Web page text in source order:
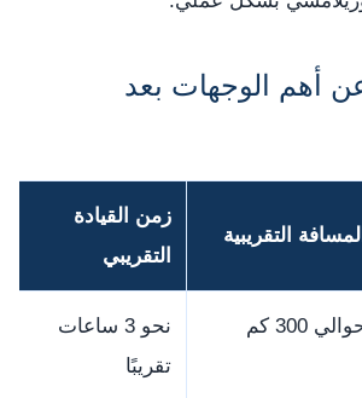
عن أهم الوجهات بعد
المسافة التقريبية
زمن القيادة
التقريبي
300 كم
نحو 3 ساعات
تقريبًا